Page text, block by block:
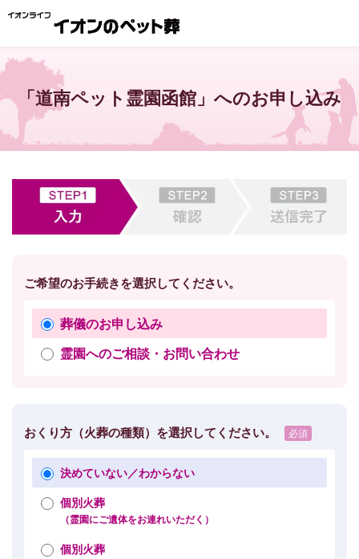
「道南ペット霊園函館」へのお申し込み
ご希望のお手続きを選択してください。
葬儀のお申し込み
霊園へのご相談・お問い合わせ
おくり方（火葬の種類）を選択してください。
決めていない／わからない
個別火葬
（霊園にご遺体をお連れいただく）
個別火葬